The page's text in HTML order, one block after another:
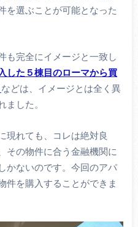
を選ぶことが可能となった
も完全にイメージと一致し
した５棟目のローマから買
などは、イメージとは全く異
した。
現れても、コレは絶対良
その物件に合う金融機関に
かないのです。今回のアパ
件を購入することができま